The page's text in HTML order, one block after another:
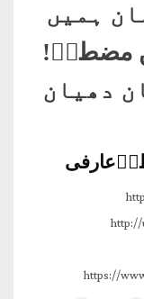
ہمیں
مضطرؔ!
دھیان
http://
https://